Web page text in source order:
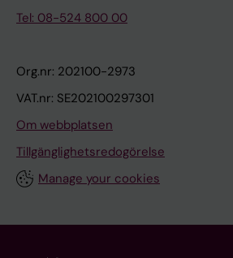
Tel: 08-524 800 00
Org.nr: 202100-2973
VAT.nr: SE202100297301
Om webbplatsen
Tillgänglighetsredogörelse
Manage your cookies